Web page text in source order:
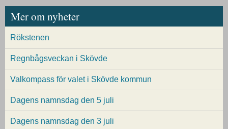
Mer om nyheter
Rökstenen
Regnbågsveckan i Skövde
Valkompass för valet i Skövde kommun
Dagens namnsdag den 5 juli
Dagens namnsdag den 3 juli